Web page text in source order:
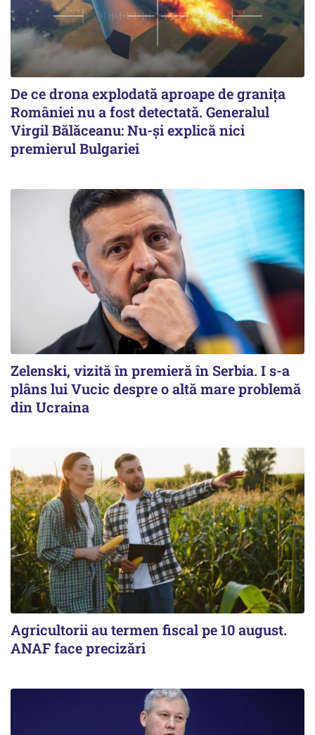
De ce drona explodată aproape de granița
României nu a fost detectată. Generalul
Virgil Bălăceanu: Nu-și explică nici
premierul Bulgariei
Zelenski, vizită în premieră în Serbia. I s-a
plâns lui Vucic despre o altă mare problemă
din Ucraina
Agricultorii au termen fiscal pe 10 august.
ANAF face precizări